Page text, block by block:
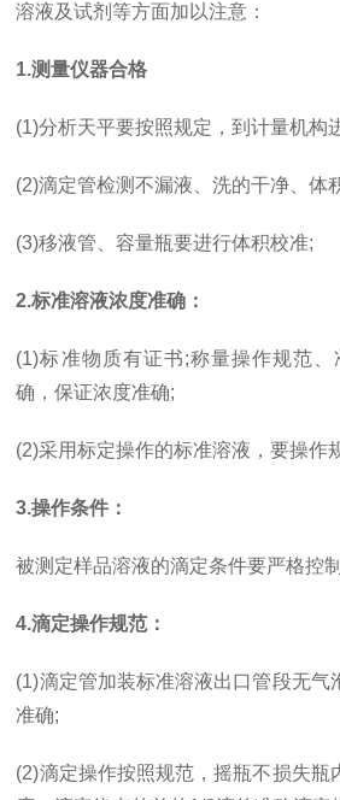
溶液及试剂等方面加以注意：
1.测量仪器合格
(1)分析天平要按照规定，到计量机构
(2)滴定管检测不漏液、洗的干净、体
(3)移液管、容量瓶要进行体积校准;
2.标准溶液浓度准确：
(1)标准物质有证书;称量操作规范
确，保证浓度准确;
(2)采用标定操作的标准溶液，要操作
3.操作条件：
被测定样品溶液的滴定条件要严格控
4.滴定操作规范：
(1)滴定管加装标准溶液出口管段无气
准确;
(2)滴定操作按照规范，摇瓶不损失瓶